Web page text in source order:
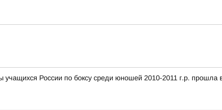
России по боксу среди юношей 2010-2011 г.р. прошла